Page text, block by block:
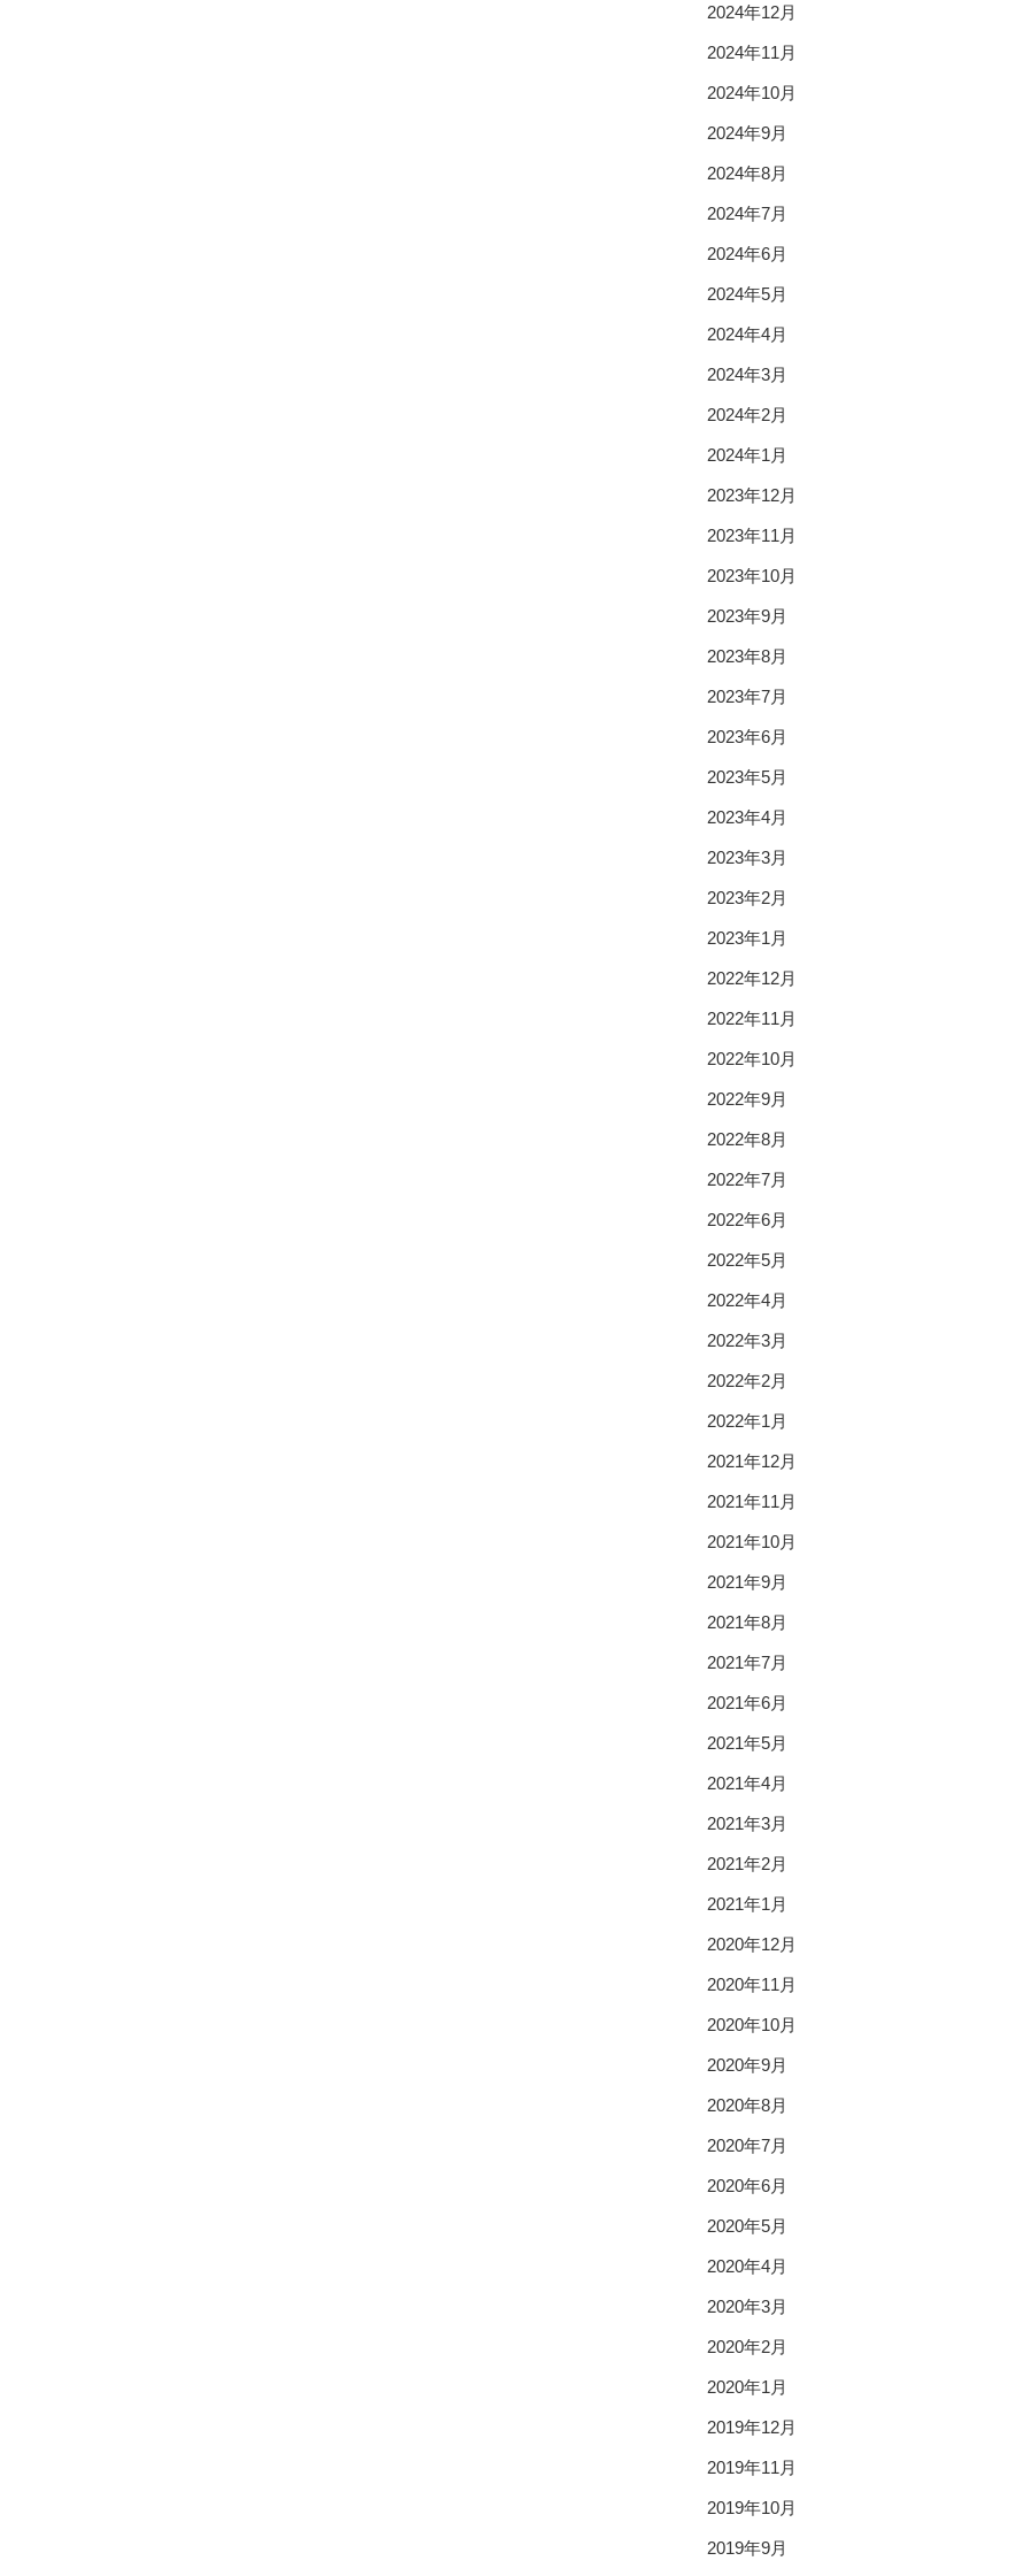
2024年12月
2024年11月
2024年10月
2024年9月
2024年8月
2024年7月
2024年6月
2024年5月
2024年4月
2024年3月
2024年2月
2024年1月
2023年12月
2023年11月
2023年10月
2023年9月
2023年8月
2023年7月
2023年6月
2023年5月
2023年4月
2023年3月
2023年2月
2023年1月
2022年12月
2022年11月
2022年10月
2022年9月
2022年8月
2022年7月
2022年6月
2022年5月
2022年4月
2022年3月
2022年2月
2022年1月
2021年12月
2021年11月
2021年10月
2021年9月
2021年8月
2021年7月
2021年6月
2021年5月
2021年4月
2021年3月
2021年2月
2021年1月
2020年12月
2020年11月
2020年10月
2020年9月
2020年8月
2020年7月
2020年6月
2020年5月
2020年4月
2020年3月
2020年2月
2020年1月
2019年12月
2019年11月
2019年10月
2019年9月